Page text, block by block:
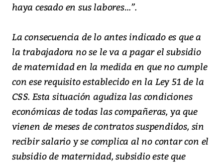
haya cesado en sus labores…”.
La consecuencia de lo antes indicado es que a
la trabajadora no se le va a pagar el subsidio
de maternidad en la medida en que no cumple
con ese requisito establecido en la Ley 51 de la
CSS. Esta situación agudiza las condiciones
económicas de todas las compañeras, ya que
vienen de meses de contratos suspendidos, sin
recibir salario y se complica al no contar con el
subsidio de maternidad, subsidio este que